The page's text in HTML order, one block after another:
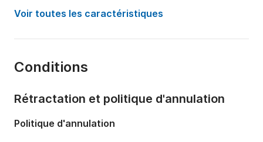
Puissance moteur:
40cv
Capacité à bord:
Voir toutes les caractéristiques
Conditions
Rétractation et politique d'annulation
Politique d'annulation